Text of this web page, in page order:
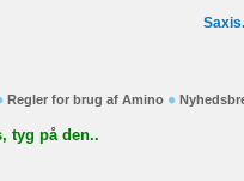
Regler for brug af Amino
tyg på den..